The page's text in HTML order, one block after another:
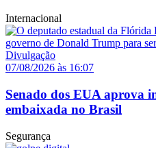
Internacional
07/08/2026 às 16:07
Senado dos EUA aprova
embaixada no Brasil
Segurança